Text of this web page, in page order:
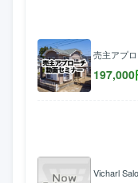
売主アプ
197,000
Vicharl